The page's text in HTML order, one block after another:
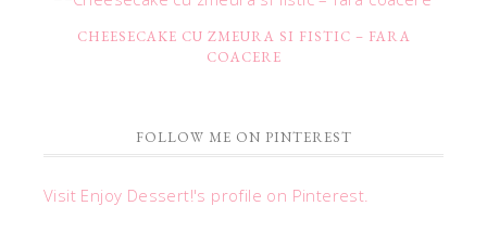
CHEESECAKE CU ZMEURA SI FISTIC – FARA
COACERE
FOLLOW ME ON PINTEREST
Visit Enjoy Dessert!'s profile on Pinterest.